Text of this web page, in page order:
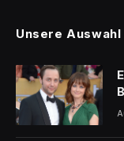
Unsere Auswahl